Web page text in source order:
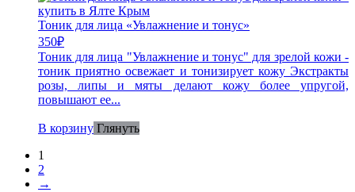
Тоник для лица «Увлажнение и тонус»
350₽
Тоник для лица "Увлажнение и тонус" для зрелой кожи -
тоник приятно освежает и тонизирует кожу Экстракты
розы, липы и мяты делают кожу более упругой,
повышают ее...
В корзину Глянуть
1
2
→